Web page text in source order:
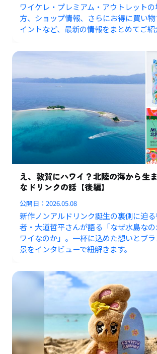
ワイケレ・プレミアム・アウトレット
方、ショップ情報、さらにお得に買い
イントなど、最新の情報をまとめてご紹
え、敦賀にハワイ？北陸の海から生
なドリンクの話【後編】
公開日：2026.05.08
新作ノンアルドリンク誕生の裏側に迫
者・大道哲平さんが語る「なぜ水島な
ワイなのか」。一杯に込めた想いとブ
景をインタビューで紐解きます。